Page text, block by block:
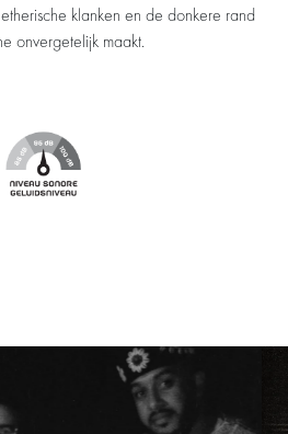
klanken en de donkere rand
onvergetelijk maakt.